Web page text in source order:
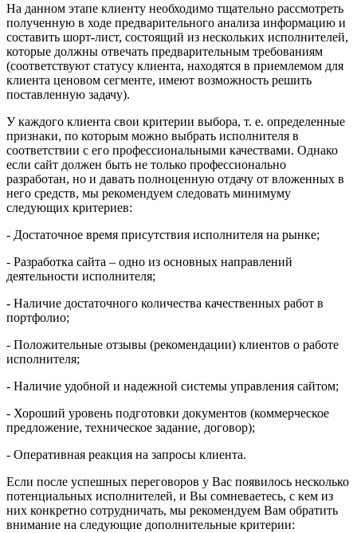
На данном этапе клиенту необходимо тщательно рассмотреть
полученную в ходе предварительного анализа информацию и
составить шорт-лист, состоящий из нескольких исполнителей,
которые должны отвечать предварительным требованиям
(соответствуют статусу клиента, находятся в приемлемом для
клиента ценовом сегменте, имеют возможность решить
поставленную задачу).
У каждого клиента свои критерии выбора, т. е. определенные
признаки, по которым можно выбрать исполнителя в
соответствии с его профессиональными качествами. Однако
если сайт должен быть не только профессионально
разработан, но и давать полноценную отдачу от вложенных в
него средств, мы рекомендуем следовать минимуму
следующих критериев:
- Достаточное время присутствия исполнителя на рынке;
- Разработка сайта – одно из основных направлений
деятельности исполнителя;
- Наличие достаточного количества качественных работ в
портфолио;
- Положительные отзывы (рекомендации) клиентов о работе
исполнителя;
- Наличие удобной и надежной системы управления сайтом;
- Хороший уровень подготовки документов (коммерческое
предложение, техническое задание, договор);
- Оперативная реакция на запросы клиента.
Если после успешных переговоров у Вас появилось несколько
потенциальных исполнителей, и Вы сомневаетесь, с кем из
них конкретно сотрудничать, мы рекомендуем Вам обратить
внимание на следующие дополнительные критерии: